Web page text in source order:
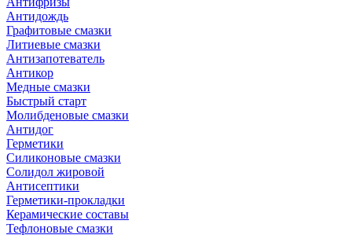
Антидождь
Графитовые смазки
Литиевые смазки
Антизапотеватель
Антикор
Медные смазки
Быстрый старт
Молибденовые смазки
Антидог
Герметики
Силиконовые смазки
Солидол жировой
Антисептики
Герметики-прокладки
Керамические составы
Тефлоновые смазки